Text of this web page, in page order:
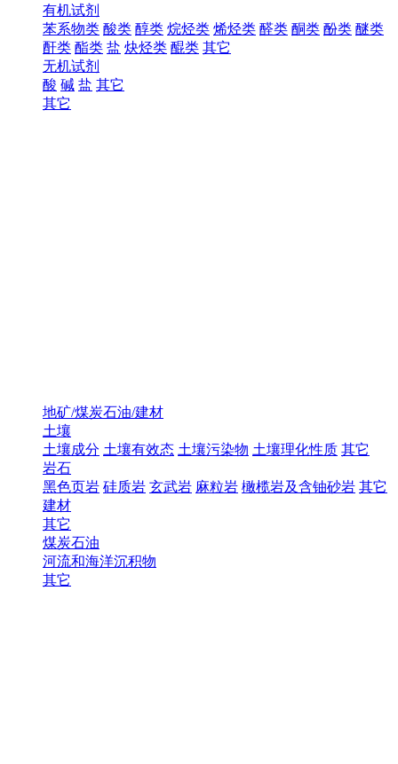
有机试剂
苯系物类 酸类 醇类 烷烃类 烯烃类 醛类 酮类 酚类 醚类
酐类 酯类 盐 炔烃类 醌类 其它
无机试剂
酸 碱 盐 其它
其它
地矿/煤炭石油/建材
土壤
土壤成分 土壤有效态 土壤污染物 土壤理化性质 其它
岩石
黑色页岩 硅质岩 玄武岩 麻粒岩 橄榄岩及含铀砂岩 其它
建材
其它
煤炭石油
河流和海洋沉积物
其它